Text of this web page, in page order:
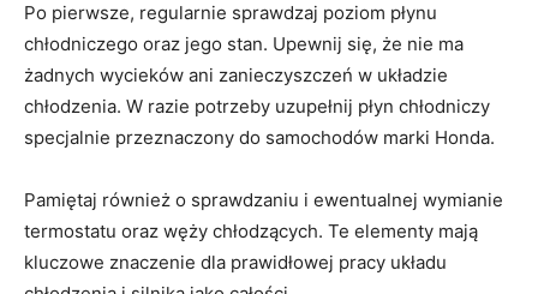
Po pierwsze, regularnie ‍sprawdzaj poziom płynu
chłodniczego‌ oraz jego​ stan. Upewnij się, że nie ma
⁢żadnych wycieków ani zanieczyszczeń‍ w układzie
chłodzenia. W ​razie‌ potrzeby uzupełnij‍ płyn‌ chłodniczy
specjalnie przeznaczony do samochodów marki ⁤Honda.
Pamiętaj również o sprawdzaniu‍ i ewentualnej wymianie
⁣termostatu oraz węży chłodzących. Te ‍elementy⁣ mają
kluczowe znaczenie ‌dla prawidłowej⁤ pracy układu